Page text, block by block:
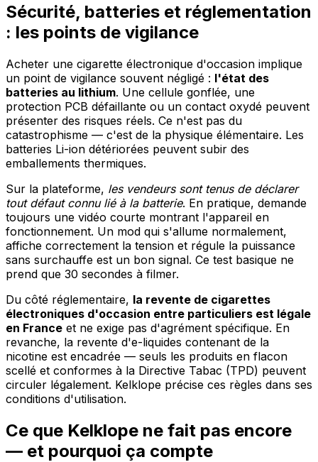
Sécurité, batteries et réglementation
: les points de vigilance
Acheter une cigarette électronique d'occasion implique
un point de vigilance souvent négligé : l'état des
batteries au lithium. Une cellule gonflée, une
protection PCB défaillante ou un contact oxydé peuvent
présenter des risques réels. Ce n'est pas du
catastrophisme — c'est de la physique élémentaire. Les
batteries Li-ion détériorées peuvent subir des
emballements thermiques.
Sur la plateforme, les vendeurs sont tenus de déclarer
tout défaut connu lié à la batterie. En pratique, demande
toujours une vidéo courte montrant l'appareil en
fonctionnement. Un mod qui s'allume normalement,
affiche correctement la tension et régule la puissance
sans surchauffe est un bon signal. Ce test basique ne
prend que 30 secondes à filmer.
Du côté réglementaire, la revente de cigarettes
électroniques d'occasion entre particuliers est légale
en France et ne exige pas d'agrément spécifique. En
revanche, la revente d'e-liquides contenant de la
nicotine est encadrée — seuls les produits en flacon
scellé et conformes à la Directive Tabac (TPD) peuvent
circuler légalement. Kelklope précise ces règles dans ses
conditions d'utilisation.
Ce que Kelklope ne fait pas encore
— et pourquoi ça compte